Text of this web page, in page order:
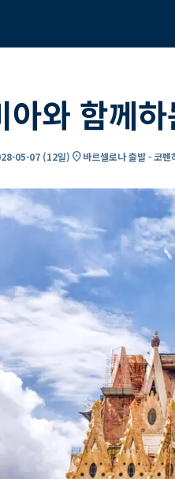
아와 함께
05-07 (12일) location_on바르셀로나 출발 - 코펜